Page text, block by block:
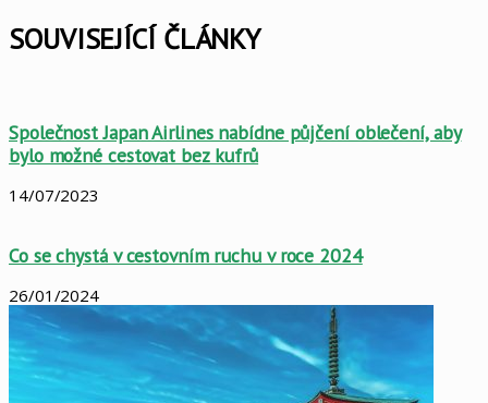
mailem
SOUVISEJÍCÍ ČLÁNKY
Společnost Japan Airlines nabídne půjčení oblečení, aby
bylo možné cestovat bez kufrů
14/07/2023
Co se chystá v cestovním ruchu v roce 2024
26/01/2024